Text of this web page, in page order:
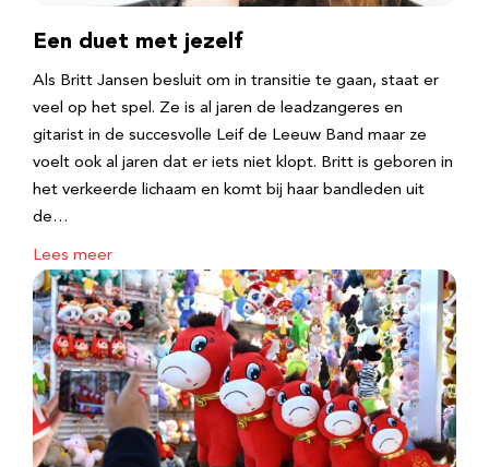
Een duet met jezelf
Als Britt Jansen besluit om in transitie te gaan, staat er
veel op het spel. Ze is al jaren de leadzangeres en
gitarist in de succesvolle Leif de Leeuw Band maar ze
voelt ook al jaren dat er iets niet klopt. Britt is geboren in
het verkeerde lichaam en komt bij haar bandleden uit
de…
Lees meer